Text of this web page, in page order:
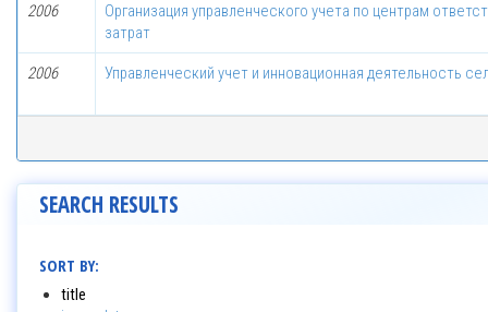
2006
Организация управленческого учета по центрам
затрат
2006 Управленческий учет и инновационная деятельность
SEARCH RESULTS
SORT BY:
title